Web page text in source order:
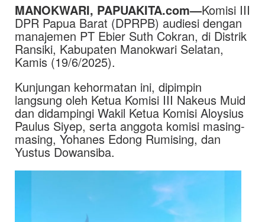
MANOKWARI, PAPUAKITA.com—Komisi III
DPR Papua Barat (DPRPB) audiesi dengan
manajemen PT Ebier Suth Cokran, di Distrik
Ransiki, Kabupaten Manokwari Selatan,
Kamis (19/6/2025).
Kunjungan kehormatan ini, dipimpin
langsung oleh Ketua Komisi III Nakeus Muid
dan didampingi Wakil Ketua Komisi Aloysius
Paulus Siyep, serta anggota komisi masing-
masing, Yohanes Edong Rumising, dan
Yustus Dowansiba.